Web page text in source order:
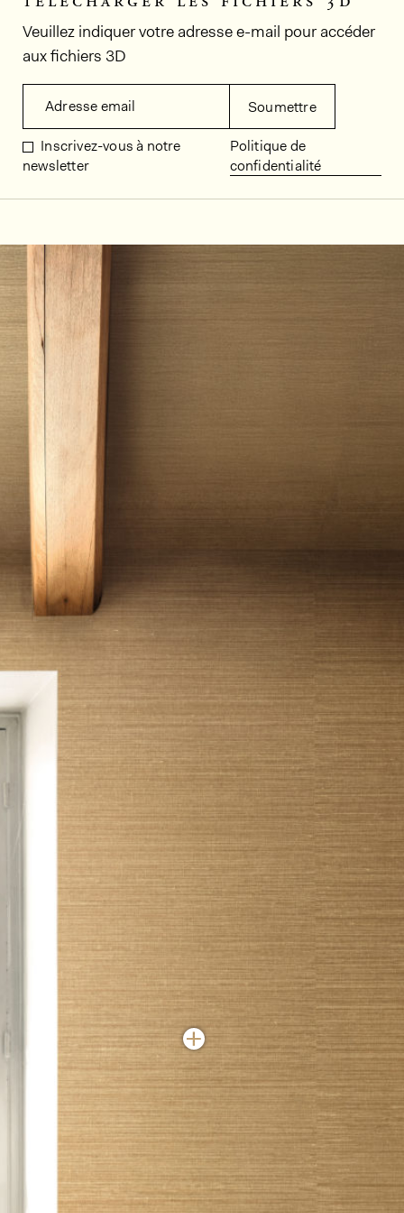
Veuillez indiquer votre adresse e-mail pour accéder
aux fichiers 3D
Adresse email Soumettre
Inscrivez-vous à notre
newsletter
Politique de
confidentialité